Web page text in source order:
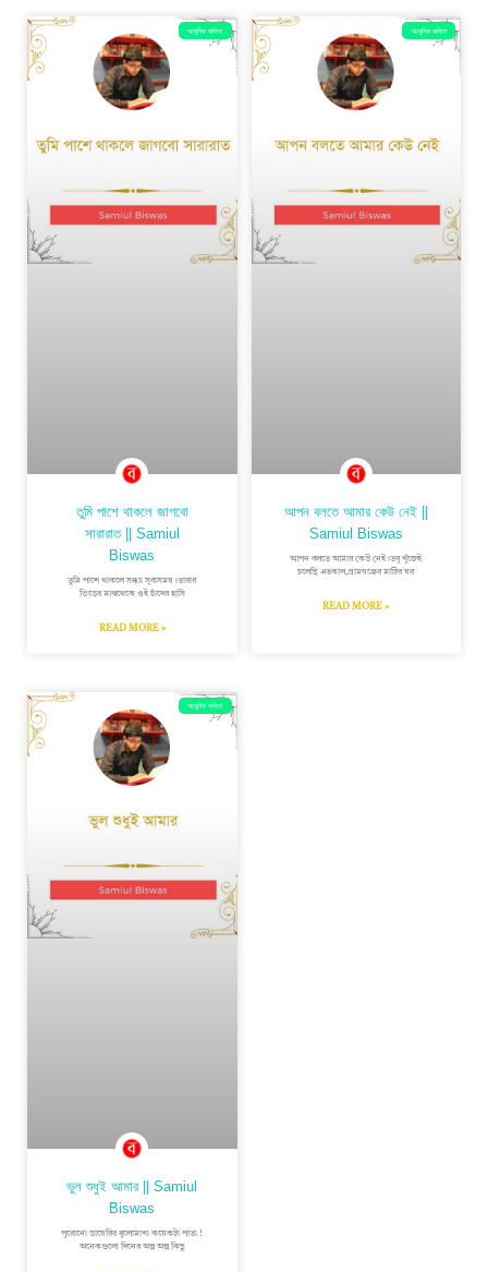
আধুনিক কবিতা
তুমি পাশে থাকলে জাগবো
সারারাত || Samiul
Biswas
তুমি পাশে থাকলে সন্ধ্যা সুবাসময়।তারার
ভিড়ের মাঝথেকে ওই চাঁদের হাসি
READ MORE »
আধুনিক কবিতা
আপন বলতে আমার কেউ নেই ||
Samiul Biswas
আপন বলতে আমার কেউ নেই।তবু খুঁজেই
চলেছি এতকাল,গ্রামগঞ্জের মাটির ঘর
READ MORE »
আধুনিক কবিতা
ভুল শুধুই আমার || Samiul
Biswas
পুরোনো ডায়েরির ধুলোমাখা কয়েকটা পাতা !
অনেকগুলো দিনের অল্প অল্প কিছু